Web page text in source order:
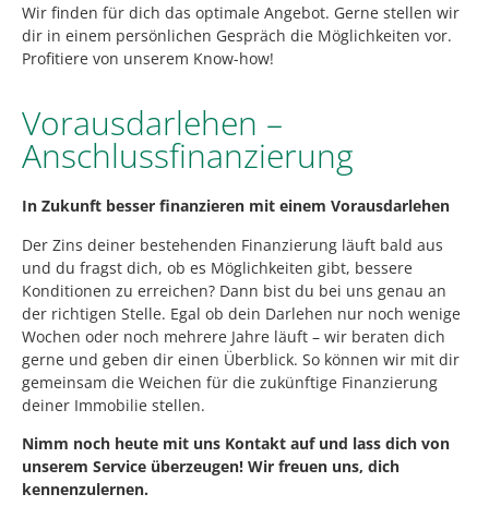
Wir finden für dich das optimale Angebot. Gerne stellen wir
dir in einem persönlichen Gespräch die Möglichkeiten vor.
Profitiere von unserem Know-how!
Vorausdarlehen –
Anschlussfinanzierung
In Zukunft besser finanzieren mit einem Vorausdarlehen
Der Zins deiner bestehenden Finanzierung läuft bald aus
und du fragst dich, ob es Möglichkeiten gibt, bessere
Konditionen zu erreichen? Dann bist du bei uns genau an
der richtigen Stelle. Egal ob dein Darlehen nur noch wenige
Wochen oder noch mehrere Jahre läuft – wir beraten dich
gerne und geben dir einen Überblick. So können wir mit dir
gemeinsam die Weichen für die zukünftige Finanzierung
deiner Immobilie stellen.
Nimm noch heute mit uns Kontakt auf und lass dich von
unserem Service überzeugen! Wir freuen uns, dich
kennenzulernen.